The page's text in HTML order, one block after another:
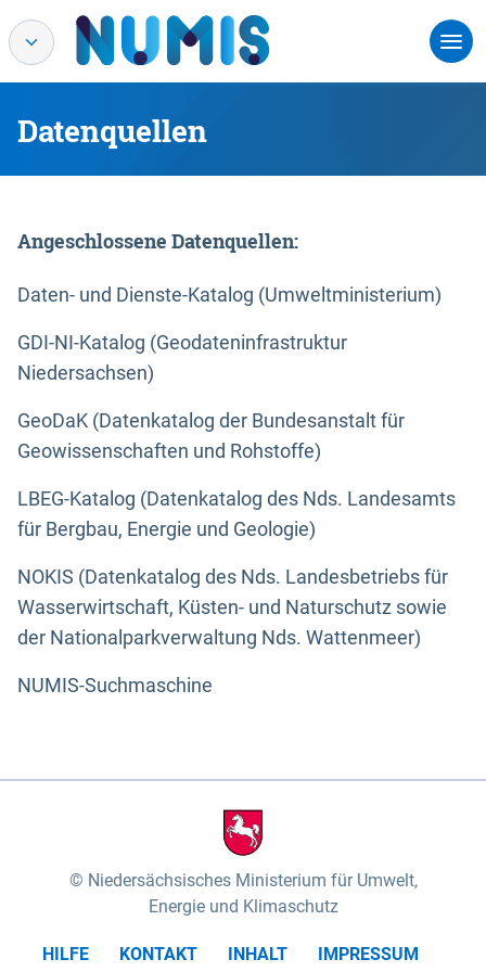
Datenquellen
Angeschlossene Datenquellen:
Daten- und Dienste-Katalog (Umweltministerium)
GDI-NI-Katalog (Geodateninfrastruktur
Niedersachsen)
GeoDaK (Datenkatalog der Bundesanstalt für
Geowissenschaften und Rohstoffe)
LBEG-Katalog (Datenkatalog des Nds. Landesamts
für Bergbau, Energie und Geologie)
NOKIS (Datenkatalog des Nds. Landesbetriebs für
Wasserwirtschaft, Küsten- und Naturschutz sowie
der Nationalparkverwaltung Nds. Wattenmeer)
NUMIS-Suchmaschine
Niedersächsisches Ministerium für Umwelt,
Energie und Klimaschutz
HILFE KONTAKT INHALT
IMPRESSUM